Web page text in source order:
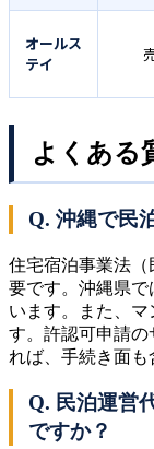
オールス
テイ
よくある
Q. 沖縄で民
住宅宿泊事業法
要です。沖縄県で
います。また、
す。許認可申請
れば、手続き面も
Q. 民泊運営
ですか？